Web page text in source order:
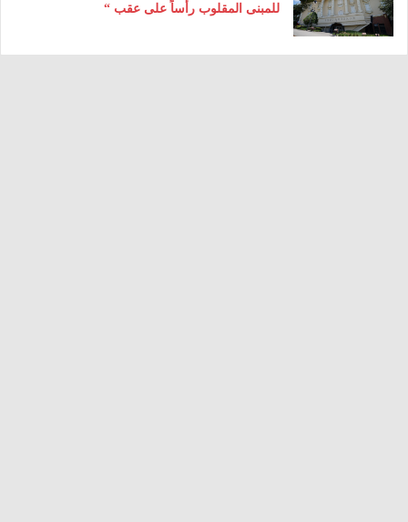
للمبنى المقلوب رأساً على عقب “